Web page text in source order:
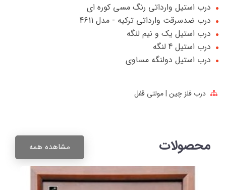
درب استیل وارداتی رنگ مسی کوره ای
درب ضدسرقت وارداتی ترکیه - مدل 4611
درب استیل یک و نیم لنگه
درب استیل 4 لنگه
درب استیل دولنگه مساوی
درب فلز چین | مولتی قفل
محصولات مشاهده همه